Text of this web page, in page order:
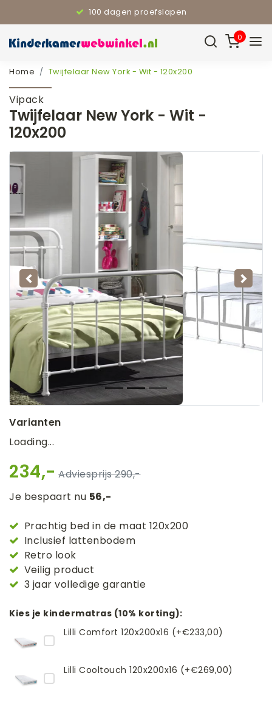
110% Laagste prijsgarantie
0
Home Twijfelaar New York - Wit - 120x200
Vipack
Twijfelaar New York - Wit -
120x200
Vorige
Varianten
Loading...
234,-
290,-
Je bespaart nu 56,-
Prachtig bed in de maat 120x200
Inclusief lattenbodem
Retro look
Veilig product
3 jaar volledige garantie
Kies je kindermatras (10% korting):
Lilli Comfort 120x200x16 (+€233,00)
Lilli Cooltouch 120x200x16 (+€269,00)